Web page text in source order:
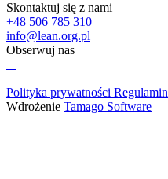
Skontaktuj się z nami
+48 506 785 310
info@lean.org.pl
Obserwuj nas
Polityka prywatności Regulamin
Wdrożenie Tamago Software